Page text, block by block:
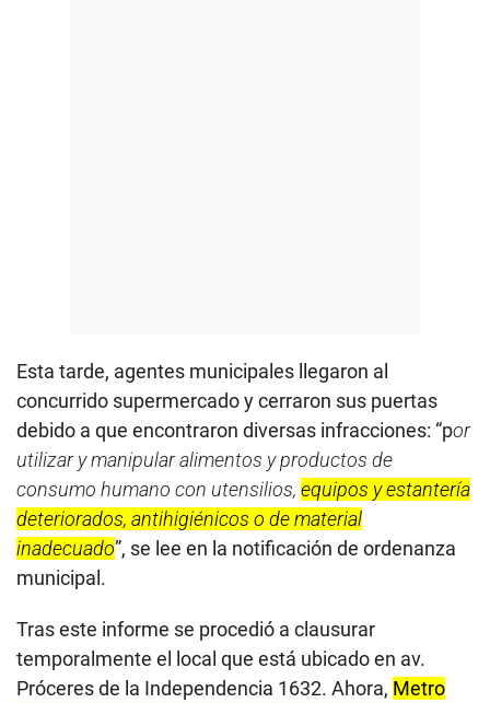
Esta tarde, agentes municipales llegaron al
concurrido supermercado y cerraron sus puertas
debido a que encontraron diversas infracciones: “por
utilizar y manipular alimentos y productos de
consumo humano con utensilios, equipos y estantería
deteriorados, antihigiénicos o de material
inadecuado”, se lee en la notificación de ordenanza
municipal.
Tras este informe se procedió a clausurar
temporalmente el local que está ubicado en av.
Próceres de la Independencia 1632. Ahora, Metro